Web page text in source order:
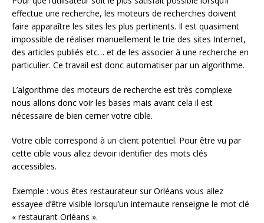
effectue une recherche, les moteurs de recherches doivent
faire apparaître les sites les plus pertinents. Il est quasiment
impossible de réaliser manuellement le trie des sites Internet,
des articles publiés etc… et de les associer à une recherche en
particulier. Ce travail est donc automatiser par un algorithme.
L’algorithme des moteurs de recherche est très complexe
nous allons donc voir les bases mais avant cela il est
nécessaire de bien cerner votre cible.
Votre cible correspond à un client potentiel. Pour être vu par
cette cible vous allez devoir identifier des mots clés
accessibles.
Exemple : vous êtes restaurateur sur Orléans vous allez
essayee d’être visible lorsqu’un internaute renseigne le mot clé
« restaurant Orléans ».